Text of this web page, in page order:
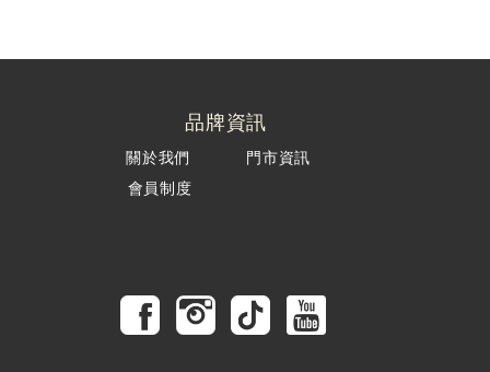
品牌資訊
關於我們
門市資訊
會員制度